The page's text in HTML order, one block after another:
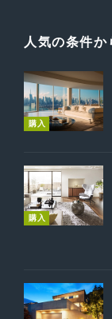
人気の条件か
購入
購入